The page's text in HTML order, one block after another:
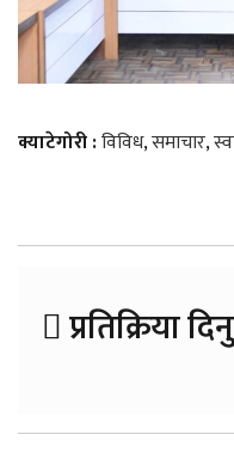
क्याटेगोरी :विविध,समाचार,
प्रतिक्रिया